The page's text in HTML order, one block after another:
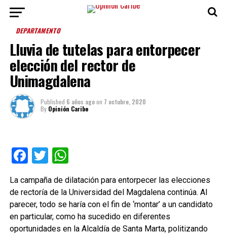
DEPARTAMENTO
Lluvia de tutelas para entorpecer
elección del rector de
Unimagdalena
Published 6 años agoon 7 octubre, 2020
By Opinión Caribe
Facebook
TwitterWhatsApp
La campaña de dilatación para entorpecer las elecciones
de rectoría de la Universidad del Magdalena continúa. Al
parecer, todo se haría con el fin de ‘montar’ a un candidato
en particular, como ha sucedido en diferentes
oportunidades en la Alcaldía de Santa Marta, politizando